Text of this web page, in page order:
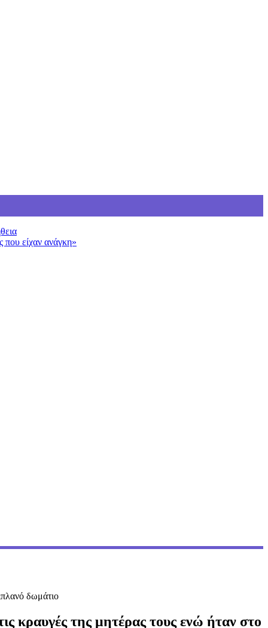
είχαν ανάγκη»
δωμάτιο
κραυγές της μητέρας τους ενώ ήταν στο